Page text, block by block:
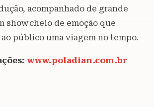
acompanhado de grande
show cheio de emoção que
público uma viagem no tempo.
www.poladian.com.br